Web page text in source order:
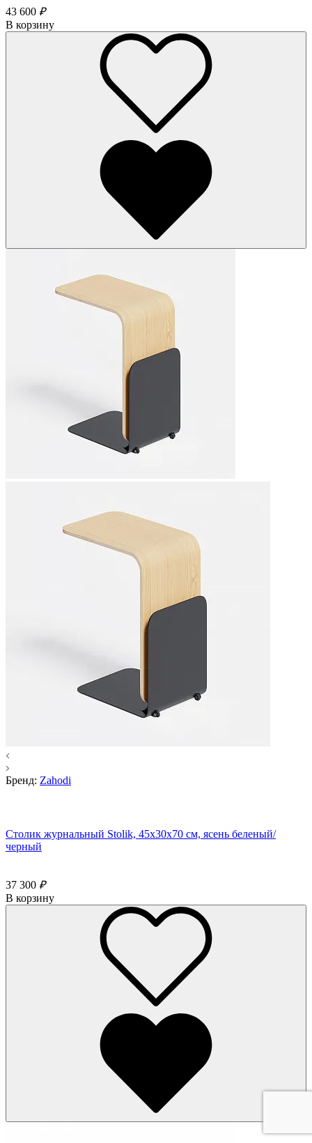
43 600 ₽
В корзину
Бренд: Zahodi
Столик журнальный Stolik, 45х30х70 см, ясень беленый/
черный
37 300 ₽
В корзину